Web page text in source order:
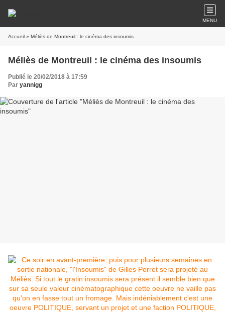
MENU
Accueil » Méliès de Montreuil : le cinéma des insoumis
Méliès de Montreuil : le cinéma des insoumis
Publié le 20/02/2018 à 17:59
Par yannigg